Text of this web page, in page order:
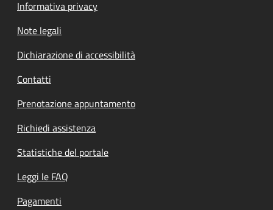
Informativa privacy
Note legali
Dichiarazione di accessibilità
Contatti
Prenotazione appuntamento
Richiedi assistenza
Statistiche del portale
Leggi le FAQ
Pagamenti